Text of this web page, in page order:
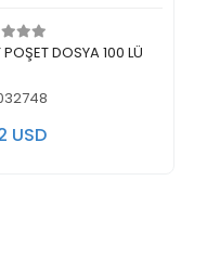
لايوجد فيDOSYA 100 LÜ
USD